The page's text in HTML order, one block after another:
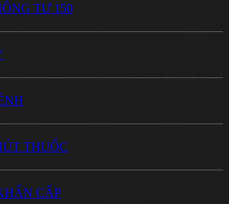
TƯ 150
THUỐC
CẤP